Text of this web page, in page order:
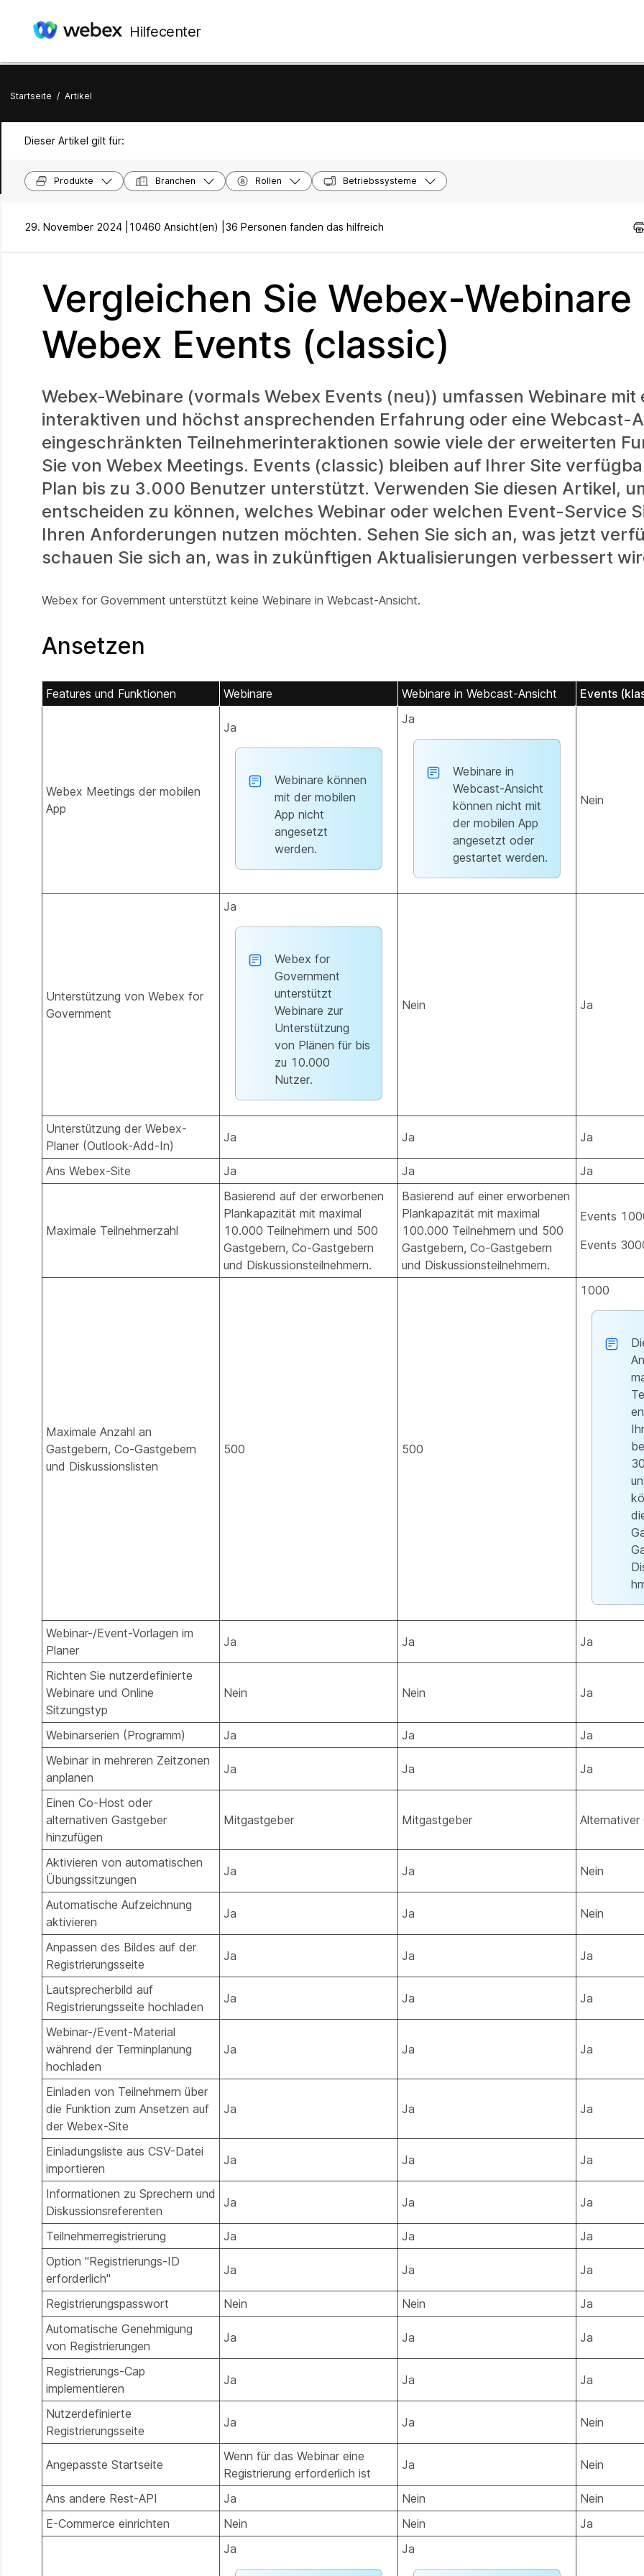
Hilfecenter
Startseite / Artikel
Dieser Artikel gilt für:
Produkte Branchen Rollen Betriebssysteme
29. November 2024 | 10460 Ansicht(en) | 36 Personen fanden das hilfreich
Vergleichen Sie Webex-Webinare
Webex Events (classic)
Webex-Webinare (vormals Webex Events (neu)) umfassen Webinare mit
interaktiven und höchst ansprechenden Erfahrung oder eine Webcast-
eingeschränkten Teilnehmerinteraktionen sowie viele der erweiterten
Sie von Webex Meetings. Events (classic) bleiben auf Ihrer Site
Plan bis zu 3.000 Benutzer unterstützt. Verwenden Sie diesen Artikel,
entscheiden zu können, welches Webinar oder welchen Event-Service
Ihren Anforderungen nutzen möchten. Sehen Sie sich an, was jetzt
schauen Sie sich an, was in zukünftigen Aktualisierungen verbessert
Webex for Government unterstützt keine Webinare in Webcast-Ansicht.
Ansetzen
Features und Funktionen Webinare Webinare in Webcast-Ansicht Events
Webex Meetings der mobilen
App
Ja
Webinare können
mit der mobilen
App nicht
angesetzt
werden.
Ja
Webinare in
Webcast-Ansicht
können nicht mit
der mobilen App
angesetzt oder
gestartet werden.
Nein
Unterstützung von Webex for
Government
Ja
Webex for
Government
unterstützt
Webinare zur
Unterstützung
von Plänen für bis
zu 10.000
Nutzer.
Nein Ja
Unterstützung der Webex-
Planer (Outlook-Add-In)
Ja Ja Ja
Ans Webex-Site Ja Ja Ja
Maximale Teilnehmerzahl
Basierend auf der erworbenen
Plankapazität mit maximal
10.000 Teilnehmern und 500
Gastgebern, Co-Gastgebern
und Diskussionsteilnehmern.
Basierend auf einer erworbenen
Plankapazität mit maximal
100.000 Teilnehmern und 500
Gastgebern, Co-Gastgebern
und Diskussionsteilnehmern.
Events
Events
Maximale Anzahl an
Gastgebern, Co-Gastgebern
und Diskussionslisten
500 500
1000
Webinar-/Event-Vorlagen im
Planer
Ja Ja Ja
Richten Sie nutzerdefinierte
Webinare und Online
Sitzungstyp
Nein Nein Ja
Webinarserien (Programm) Ja Ja
Ja
Webinar in mehreren Zeitzonen
anplanen
Ja Ja Ja
Einen Co-Host oder
alternativen Gastgeber
hinzufügen
Mitgastgeber Mitgastgeber Alternativer
Aktivieren von automatischen
Übungssitzungen
Ja Ja Nein
Automatische Aufzeichnung
aktivieren
Ja Ja Nein
Anpassen des Bildes auf der
Registrierungsseite
Ja Ja Ja
Lautsprecherbild auf
Registrierungsseite hochladen
Ja Ja Ja
Webinar-/Event-Material
während der Terminplanung
hochladen
Ja Ja Ja
Einladen von Teilnehmern über
die Funktion zum Ansetzen auf
der Webex-Site
Ja Ja Ja
Einladungsliste aus CSV-Datei
importieren
Ja Ja Ja
Informationen zu Sprechern und
Diskussionsreferenten
Ja Ja Ja
Teilnehmerregistrierung Ja Ja
Ja
Option "Registrierungs-ID
erforderlich"
Ja Ja Ja
Registrierungspasswort Nein Nein
Ja
Automatische Genehmigung
von Registrierungen
Ja Ja Ja
Registrierungs-Cap
implementieren
Ja Ja Ja
Nutzerdefinierte
Registrierungsseite
Ja Ja Nein
Angepasste Startseite
Wenn für das Webinar eine
Registrierung erforderlich ist
Ja Nein
Ans andere Rest-API Ja Nein
Nein
E-Commerce einrichten
Nein Nein
Ja
Ja
Ja